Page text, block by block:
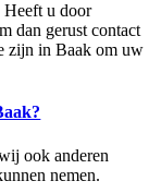
Heeft u door
dan gerust contact
zijn in Baak om uw
ook anderen
nemen.